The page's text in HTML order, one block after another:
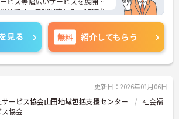
体です。日曜固定休み、17時台
、メリハリのある勤務が可能で
には、面接対策ポイントなど、
いたしますのでお気軽にご相談
見る 無料 紹介してもらう
更新日：2026年01月06日
ービス協会山田地域包括支援センター
社会福
協会